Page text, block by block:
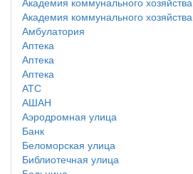
Академия коммунального хозяйства
Амбулатория
Аптека
Аптека
Аптека
АТС
АШАН
Аэродромная улица
Банк
Беломорская улица
Библиотечная улица